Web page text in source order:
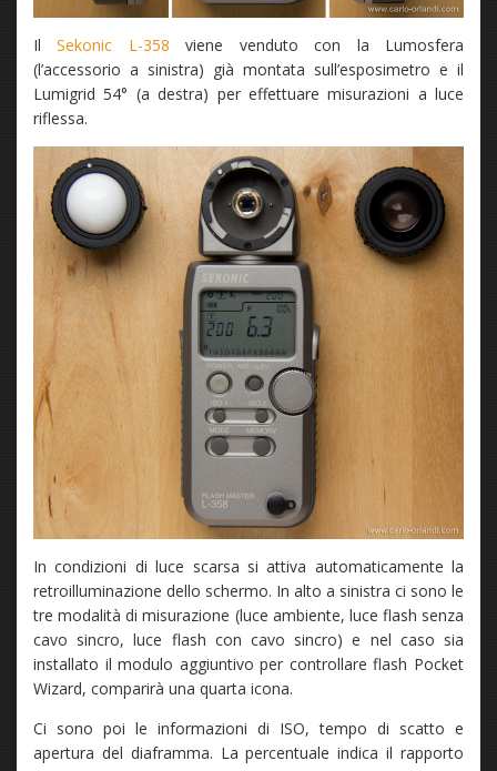
IlSekonic L-358 viene venduto con la Lumosfera
(l’accessorio a sinistra) già montata sull’esposimetro e il
Lumigrid 54° (a destra) per effettuare misurazioni a luce
riflessa.
In condizioni di luce scarsa si attiva automaticamente la
retroilluminazione dello schermo. In alto a sinistra ci sono le
tre modalità di misurazione (luce ambiente, luce flash senza
cavo sincro, luce flash con cavo sincro) e nel caso sia
installato il modulo aggiuntivo per controllare flash Pocket
Wizard, comparirà una quarta icona.
Ci sono poi le informazioni di ISO, tempo di scatto e
apertura del diaframma. La percentuale indica il rapporto